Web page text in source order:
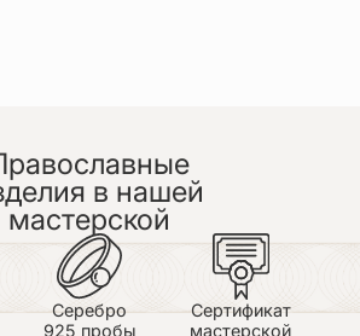
в нашей
мастерской
Серебро
925 пробы
Сертификат
мастерской